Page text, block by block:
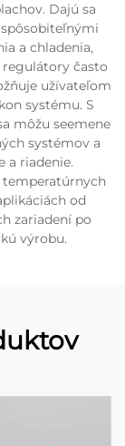
Dajú sa
a chladenia,
často
užívateľom
systému. S
môžu seemene
systémov a
a riadenie.
temperatúrnych
od
zariadení po
výrobu.